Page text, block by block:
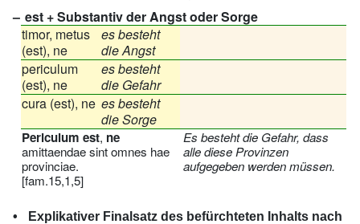
est + Substantiv der Angst oder Sorge
timor, metus
(est), ne
es besteht
die Angst
periculum
(est), ne
es besteht
die Gefahr
cura (est), ne es besteht
die Sorge
Periculum est, ne
amittaendae sint omnes hae
provinciae.
[fam.15,1,5]
Es besteht die Gefahr, dass
alle diese Provinzen
aufgegeben werden müssen.
Explikativer Finalsatz des befürchteten Inhalts nach